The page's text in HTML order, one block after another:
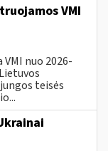
VMI
nuo 2026-
teisės